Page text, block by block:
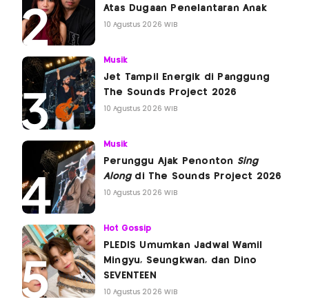
Atas Dugaan Penelantaran Anak
10 Agustus 2026 WIB
Musik
Jet Tampil Energik di Panggung
The Sounds Project 2026
10 Agustus 2026 WIB
Musik
Perunggu Ajak Penonton Sing
Alongdi The Sounds Project 2026
10 Agustus 2026 WIB
Hot Gossip
PLEDIS Umumkan Jadwal Wamil
Mingyu, Seungkwan, dan Dino
SEVENTEEN
10 Agustus 2026 WIB